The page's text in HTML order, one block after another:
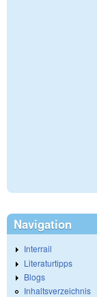
Navigation
Interrail
Literaturtipps
Blogs
Inhaltsverzeichnis